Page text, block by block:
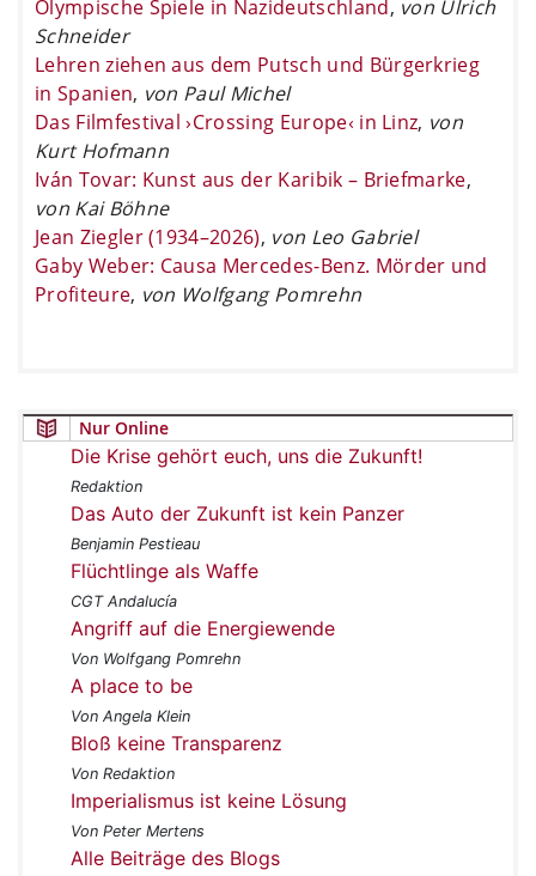
Olympische Spiele in Nazideutschland, von Ulrich
Schneider
Lehren ziehen aus dem Putsch und Bürgerkrieg
in Spanien, von Paul Michel
Das Filmfestival ›Crossing Europe‹ in Linz, von
Kurt Hofmann
Iván Tovar: Kunst aus der Karibik – Briefmarke,
von Kai Böhne
Jean Ziegler (1934–2026), von Leo Gabriel
Gaby Weber: Causa Mercedes-Benz. Mörder und
Profiteure, von Wolfgang Pomrehn
Nur Online
Die Krise gehört euch, uns die Zukunft!
Redaktion
Das Auto der Zukunft ist kein Panzer
Benjamin Pestieau
Flüchtlinge als Waffe
CGT Andalucía
Angriff auf die Energiewende
Von Wolfgang Pomrehn
A place to be
Von Angela Klein
Bloß keine Transparenz
Von Redaktion
Imperialismus ist keine Lösung
Von Peter Mertens
Alle Beiträge des Blogs